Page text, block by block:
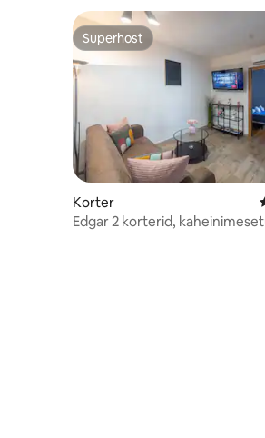
Superhost
Superhost
Korter
Edgar 2 korterid,